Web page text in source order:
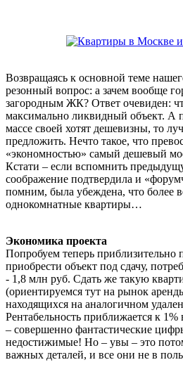
Возвращаясь к основной теме
резонный вопрос: а зачем вообще
загородным ЖК? Ответ очевиден:
максимально ликвидный объект. А
массе своей хотят дешевизны, то
предложить. Нечто такое, что
«экономностью» самый дешевый
Кстати – если вспомнить
соображение подтвердила и
помним, была убеждена, что более
однокомнатные квартиры…
Экономика проекта
Попробуем теперь приблизительно
приобрести объект под сдачу,
- 1,8 млн руб. Сдать же такую
(ориентируемся тут на рынок
находящихся на аналогичном
Рентабельность приближается к
– совершенно фантастические
недостижимые! Но – увы – это
важных деталей, и все они не в